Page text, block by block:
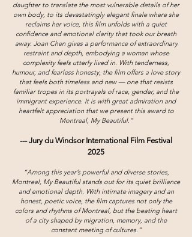
daughter to translate the most vulnerable details of her
own body, to its devastatingly elegant finale where she
reclaims her voice, this film unfolds with a quiet
confidence and emotional clarity that took our breath
away. Joan Chen gives a performance of extraordinary
restraint and depth, embodying a woman whose
complexity feels utterly lived in. With tenderness,
humour, and fearless honesty, the film offers a love story
that feels both timeless and new — one that resists
familiar tropes in its portrayals of race, gender, and the
immigrant experience. It is with great admiration and
heartfelt appreciation that we present this award to
Montreal, My Beautiful.”
--- Jury du Windsor International Film Festival
2025
“Among this year’s powerful and diverse stories,
Montreal, My Beautiful stands out for its quiet brilliance
and emotional depth. With intimate imagery and an
honest, poetic voice, the film captures not only the
colors and rhythms of Montreal, but the beating heart
of a city shaped by migration, memory, and the
constant meeting of cultures.”